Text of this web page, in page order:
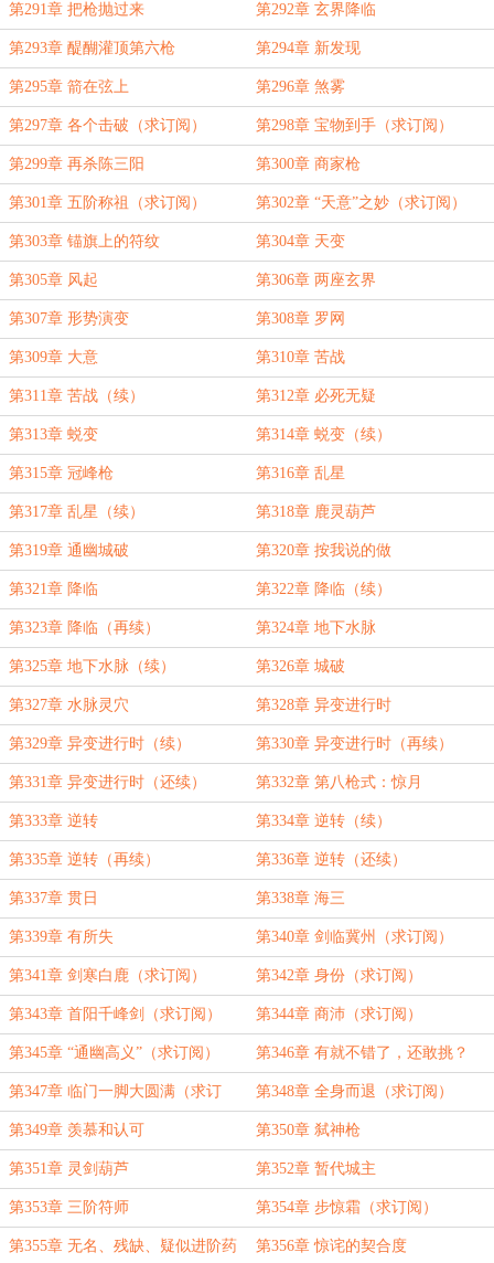
第291章 把枪抛过来 第292章 玄界降临
第293章 醍醐灌顶第六枪 第294章 新发现
第295章 箭在弦上 第296章 煞雾
第297章 各个击破（求订阅） 第298章 宝物到手（求订阅）
第299章 再杀陈三阳 第300章 商家枪
第301章 五阶称祖（求订阅） 第302章 “天意”之妙（求订阅）
第303章 锚旗上的符纹 第304章 天变
第305章 风起 第306章 两座玄界
第307章 形势演变 第308章 罗网
第309章 大意 第310章 苦战
第311章 苦战（续） 第312章 必死无疑
第313章 蜕变 第314章 蜕变（续）
第315章 冠峰枪 第316章 乱星
第317章 乱星（续） 第318章 鹿灵葫芦
第319章 通幽城破 第320章 按我说的做
第321章 降临 第322章 降临（续）
第323章 降临（再续） 第324章 地下水脉
第325章 地下水脉（续） 第326章 城破
第327章 水脉灵穴 第328章 异变进行时
第329章 异变进行时（续） 第330章 异变进行时（再续）
第331章 异变进行时（还续） 第332章 第八枪式：惊月
第333章 逆转 第334章 逆转（续）
第335章 逆转（再续） 第336章 逆转（还续）
第337章 贯日 第338章 海三
第339章 有所失 第340章 剑临冀州（求订阅）
第341章 剑寒白鹿（求订阅） 第342章 身份（求订阅）
第343章 首阳千峰剑（求订阅） 第344章 商沛（求订阅）
第345章 “通幽高义”（求订阅） 第346章 有就不错了，还敢挑？
第347章 临门一脚大圆满（求订
阅）
第348章 全身而退（求订阅）
第349章 羡慕和认可 第350章 弑神枪
第351章 灵剑葫芦 第352章 暂代城主
第353章 三阶符师 第354章 步惊霜（求订阅）
第355章 无名、残缺、疑似进阶药 第356章 惊诧的契合度